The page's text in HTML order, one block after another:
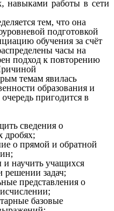
навыками работы в сети
тем, что она
подготовкой
обучения за счёт
часы на
подход к повторению
темам явилась
образования и
пригодится в
сведения о
дробях;
о прямой и обратной
и научить учащихся
решении задач;
представления о
базовые